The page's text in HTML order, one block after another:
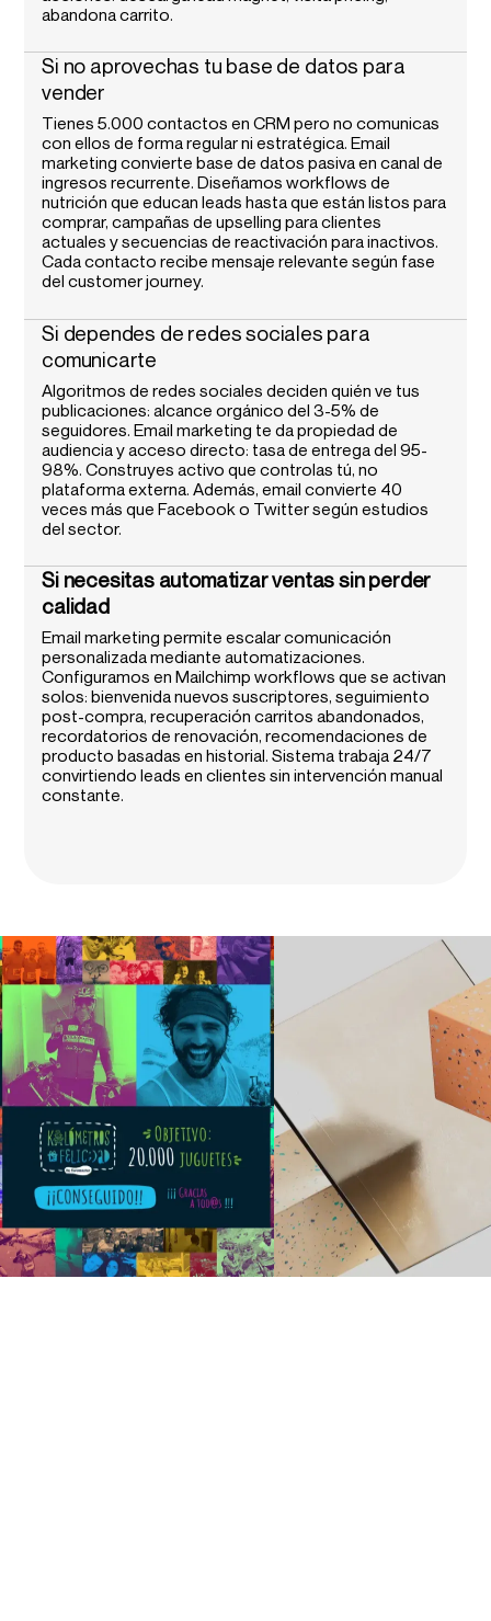
abandona carrito.
Si no aprovechas tu base de datos para
vender
Tienes 5.000 contactos en CRM pero no comunicas
con ellos de forma regular ni estratégica. Email
marketing convierte base de datos pasiva en canal de
ingresos recurrente. Diseñamos workflows de
nutrición que educan leads hasta que están listos para
comprar, campañas de upselling para clientes
actuales y secuencias de reactivación para inactivos.
Cada contacto recibe mensaje relevante según fase
del customer journey.
Si dependes de redes sociales para
comunicarte
Algoritmos de redes sociales deciden quién ve tus
publicaciones: alcance orgánico del 3-5% de
seguidores. Email marketing te da propiedad de
audiencia y acceso directo: tasa de entrega del 95-
98%. Construyes activo que controlas tú, no
plataforma externa. Además, email convierte 40
veces más que Facebook o Twitter según estudios
del sector.
Si necesitas automatizar ventas sin perder
calidad
Email marketing permite escalar comunicación
personalizada mediante automatizaciones.
Configuramos en Mailchimp workflows que se activan
solos: bienvenida nuevos suscriptores, seguimiento
post-compra, recuperación carritos abandonados,
recordatorios de renovación, recomendaciones de
producto basadas en historial. Sistema trabaja 24/7
convirtiendo leads en clientes sin intervención manual
constante.